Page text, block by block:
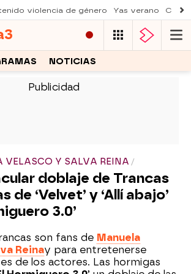
violencia de género Yas verano
3
NOTICIAS
VELASCO Y SALVA REINA
doblaje de Trancas
de ‘Velvet’ y ‘Allí abajo’
3.0’
son fans de Manuela
Reinay para entretenerse
de los actores. Las hormigas